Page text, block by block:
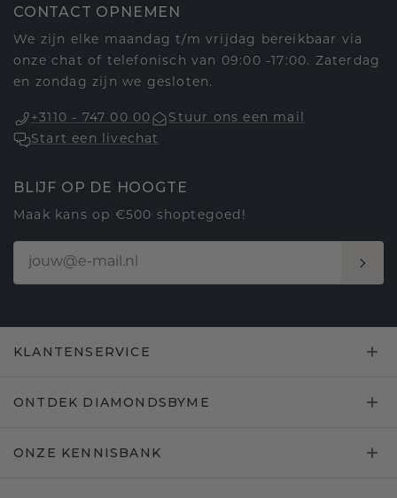
CONTACT OPNEMEN
We zijn elke maandag t/m vrijdag bereikbaar via
onze chat of telefonisch van 09:00 -17:00. Zaterdag
en zondag zijn we gesloten.
+3110 - 747 00 00
Stuur ons een mail
Start een livechat
BLIJF OP DE HOOGTE
Maak kans op €500 shoptegoed!
KLANTENSERVICE
ONTDEK DIAMONDSBYME
ONZE KENNISBANK